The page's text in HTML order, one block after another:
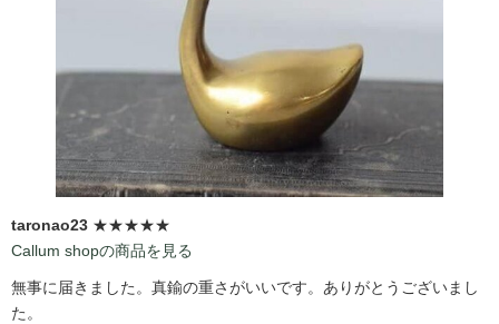
taronao23 ★★★★★
Callum shopの商品を見る
無事に届きました。真鍮の重さがいいです。ありがとうございまし
た。